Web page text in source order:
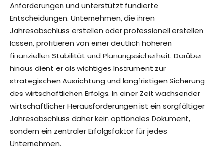
Anforderungen und unterstützt fundierte
Entscheidungen. Unternehmen, die ihren
Jahresabschluss erstellen oder professionell erstellen
lassen, profitieren von einer deutlich höheren
finanziellen Stabilität und Planungssicherheit. Darüber
hinaus dient er als wichtiges Instrument zur
strategischen Ausrichtung und langfristigen Sicherung
des wirtschaftlichen Erfolgs. In einer Zeit wachsender
wirtschaftlicher Herausforderungen ist ein sorgfältiger
Jahresabschluss daher kein optionales Dokument,
sondern ein zentraler Erfolgsfaktor für jedes
Unternehmen.